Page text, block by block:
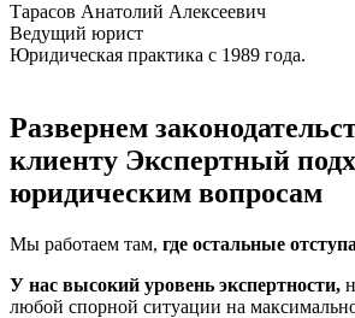
Тарасов Анатолий Алексеевич
Ведущий юрист
Юридическая практика с 1989 года.
Развернем
клиенту Экспертный
юридическим вопросам
Мы работаем там, где остальные
У нас высокий уровень экспертности,
любой спорной ситуации на